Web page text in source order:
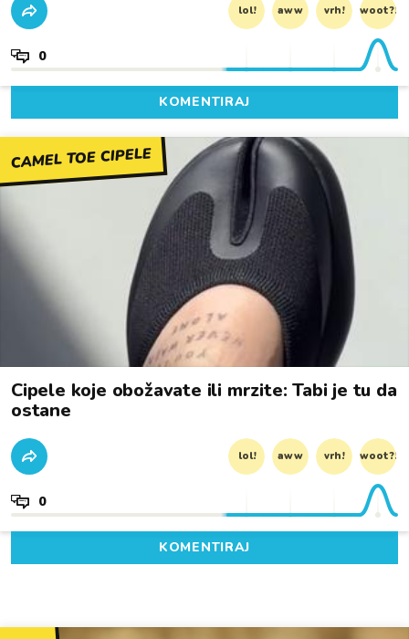
lol! aww vrh! woot?!
0
KOMENTIRAJ
CAMEL TOE CIPELE
Cipele koje obožavate ili mrzite: Tabi je tu da
ostane
lol! aww vrh! woot?!
0
KOMENTIRAJ